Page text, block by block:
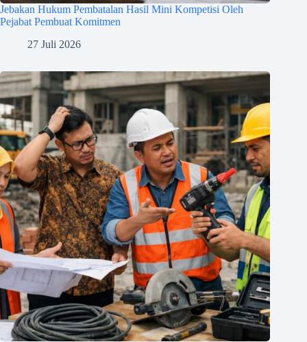
Jebakan Hukum Pembatalan Hasil Mini Kompetisi Oleh
Pejabat Pembuat Komitmen
27 Juli 2026